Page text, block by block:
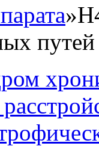
»
путей